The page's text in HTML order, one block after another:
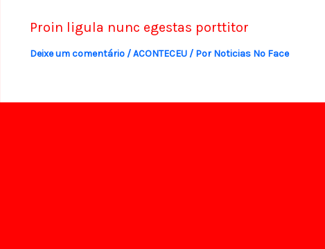
Proin ligula nunc egestas porttitor
Deixe um comentário /ACONTECEU/ Por Noticias No Face